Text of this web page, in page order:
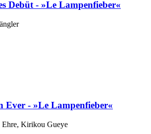
Debüt - »Le Lampenfieber«
Ever - »Le Lampenfieber«
Ehre, Kirikou Gueye